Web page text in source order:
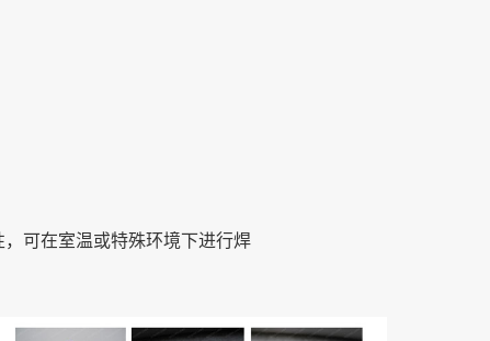
可在室温或特殊环境下进行焊